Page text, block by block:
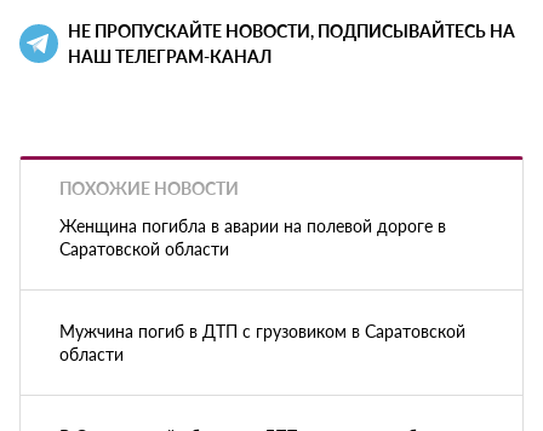
НЕ ПРОПУСКАЙТЕ НОВОСТИ, ПОДПИСЫВАЙТЕСЬ НА
НАШ ТЕЛЕГРАМ-КАНАЛ
ПОХОЖИЕ НОВОСТИ
Женщина погибла в аварии на полевой дороге в
Саратовской области
Мужчина погиб в ДТП с грузовиком в Саратовской
области